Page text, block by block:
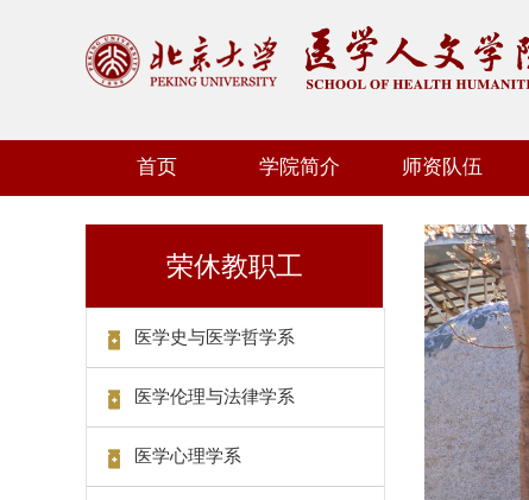
首页 学院简介 师资队伍
荣休教职工
医学史与医学哲学系
医学伦理与法律学系
医学心理学系